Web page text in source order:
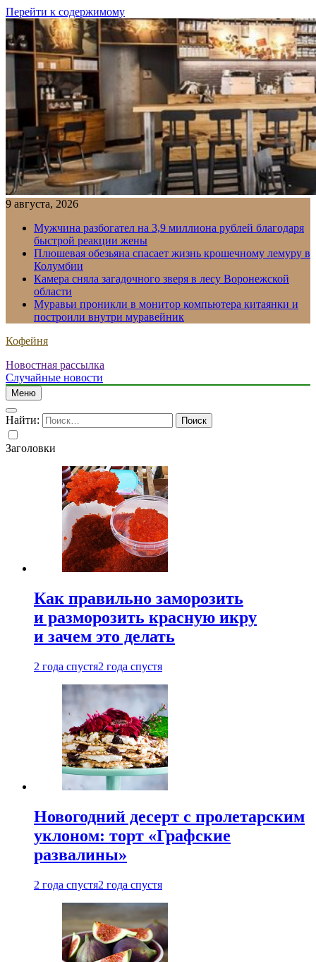
Перейти к содержимому
9 августа, 2026
Мужчина разбогател на 3,9 миллиона рублей благодаря
быстрой реакции жены
Плюшевая обезьяна спасает жизнь крошечному лемуру в
Колумбии
Камера сняла загадочного зверя в лесу Воронежской
области
Муравьи проникли в монитор компьютера китаянки и
построили внутри муравейник
Кофейня
Новостная рассылка
Случайные новости
Меню
Найти:
Заголовки
Как правильно заморозить
и разморозить красную икру
и зачем это делать
2 года спустя2 года спустя
Новогодний десерт с пролетарским
уклоном: торт «Графские
развалины»
2 года спустя2 года спустя